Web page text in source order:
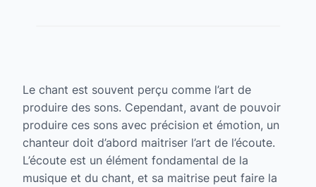
Le chant est souvent perçu comme l’art de
produire des sons. Cependant, avant de pouvoir
produire ces sons avec précision et émotion, un
chanteur doit d’abord maitriser l’art de l’écoute.
L’écoute est un élément fondamental de la
musique et du chant, et sa maitrise peut faire la